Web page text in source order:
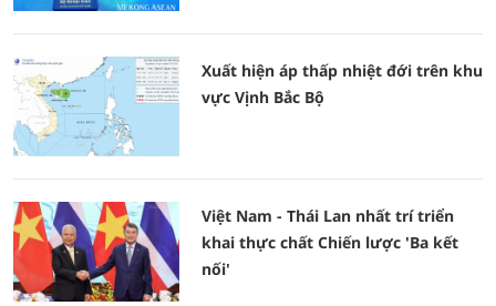
Xuất hiện áp thấp nhiệt đới trên khu
vực Vịnh Bắc Bộ
Việt Nam - Thái Lan nhất trí triển
khai thực chất Chiến lược 'Ba kết
nối'